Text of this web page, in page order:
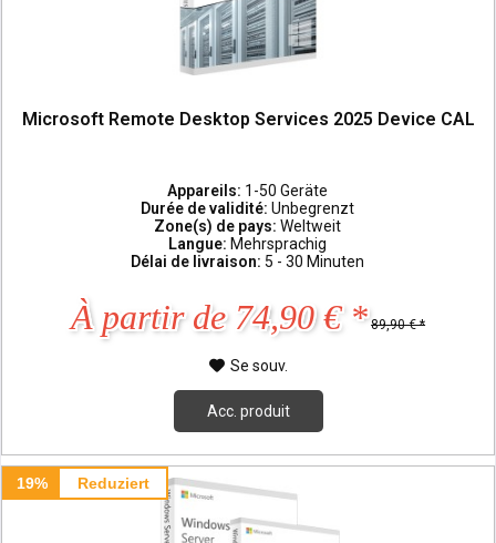
Microsoft Remote Desktop Services 2025 Device CAL
Appareils: 1-50 Geräte
Durée de validité:Unbegrenzt
Zone(s) de pays:Weltweit
Langue: Mehrsprachig
Délai de livraison: 5 - 30 Minuten
À partir de 74,90 € * 89,90 € *
Se souv.
Acc. produit
19% Reduziert